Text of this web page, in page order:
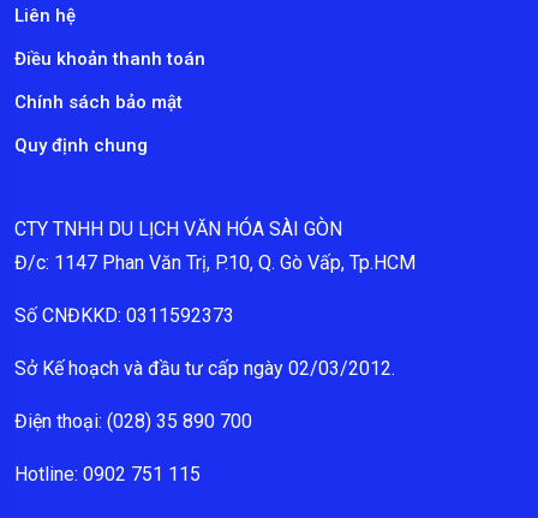
Liên hệ
Điều khoản thanh toán
Chính sách bảo mật
Quy định chung
CTY TNHH DU LỊCH VĂN HÓA SÀI GÒN
Đ/c: 1147 Phan Văn Trị, P.10, Q. Gò Vấp, Tp.HCM
Số CNĐKKD: 0311592373
Sở Kế hoạch và đầu tư cấp ngày 02/03/2012.
Điện thoại: (028) 35 890 700
Hotline: 0902 751 115